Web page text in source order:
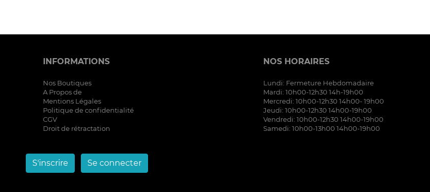
INFORMATIONS
Nos Boutiques
A Propos de
Mentions Légales
Politique de confidentialité
CGV
Droit de rétractation
NOS HORAIRES
Lundi: Fermeture Hebdomadaire
Mardi: 10h00-12h30 14h-19h00
Mercredi: 10h00-12h30 14h00- 19h00
Jeudi: 10h00-12h30 14h00-19h00
Vendredi: 10h00-12h30 14h00-19h00
Samedi: 10h00-13h00 14h00-19h00
S'inscrire Se connecter